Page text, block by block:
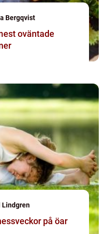
Bergqvist
oväntade
Lindgren
på öar